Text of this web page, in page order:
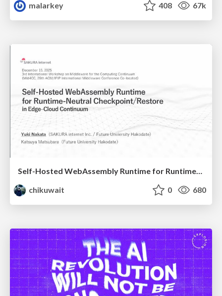
malarkey
408 67k
Self-Hosted WebAssembly Runtime for Runtime-Neutral Checkpoint/Restore in Edge–Cloud Continuum
chikuwait
0 680